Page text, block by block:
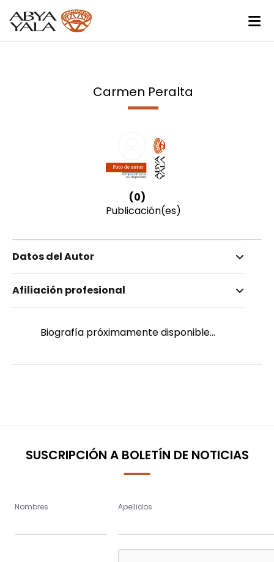
Carmen Peralta
(0)
Publicación(es)
Datos del Autor
Peralta, Carmen
Femenino
Afiliación profesional
Biografía próximamente disponible...
SUSCRIPCIÓN A BOLETÍN DE NOTICIAS
Nombres Apellidos